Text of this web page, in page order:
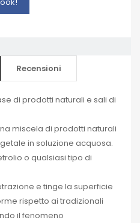
Recensioni
di prodotti naturali e sali di
miscela di prodotti naturali
in soluzione acquosa.
o qualsiasi tipo di
e tinge la superficie
rispetto ai tradizionali
il fenomeno